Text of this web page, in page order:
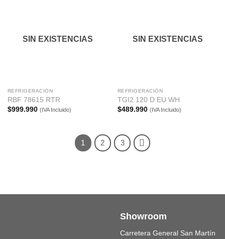
SIN EXISTENCIAS
REFRIGERACIÓN
RBF 78615 RTR
$999.990 (IVA Incluido)
SIN EXISTENCIAS
REFRIGERACIÓN
TGI2 120 D EU WH
$489.990 (IVA Incluido)
1 2 3
Showroom
Carretera General San Martín